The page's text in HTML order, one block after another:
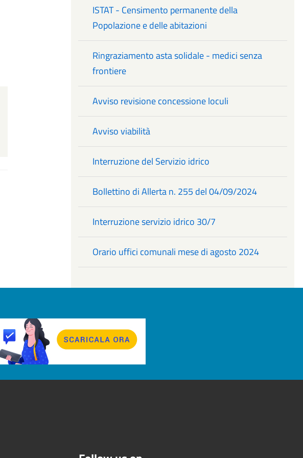
ISTAT - Censimento permanente della
Popolazione e delle abitazioni
Ringraziamento asta solidale - medici senza
frontiere
Avviso revisione concessione loculi
Avviso viabilità
Interruzione del Servizio idrico
Bollettino di Allerta n. 255 del 04/09/2024
Interruzione servizio idrico 30/7
Orario uffici comunali mese di agosto 2024